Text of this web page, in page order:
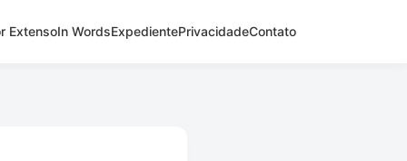
ExtensoIn WordsExpedientePrivacidadeContato